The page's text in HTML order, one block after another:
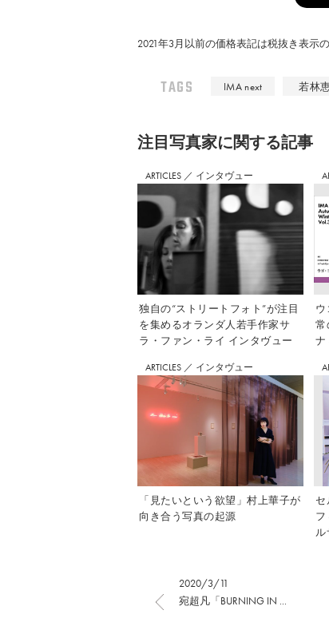
2021年3月以前の価格表記は税抜き表示
TAGS IMA next 若林
注⽬写真家に関する記事
ARTICLES ／ インタヴュー
独自の“ストリートフォト”が注目
を集めるオランダ人若手作家サ
ラ・ファン・ライ インタヴュー
常
ナ
ARTICLES ／ インタヴュー
「見たいという欲望」村上華子が
向き合う写真の起源
セ
2020/3/11
宛超凡「BURNING IN ...